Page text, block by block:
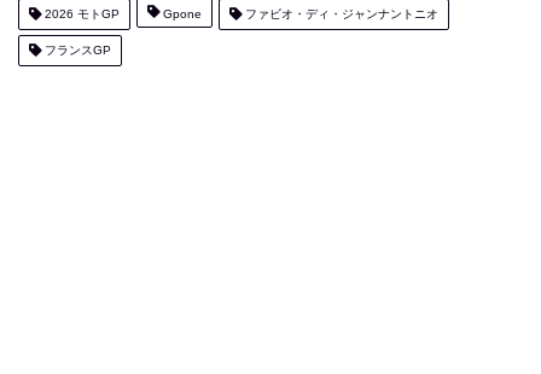
2026 モトGP Gpone ファビオ・ディ・ジャンナントニオ
フランスGP